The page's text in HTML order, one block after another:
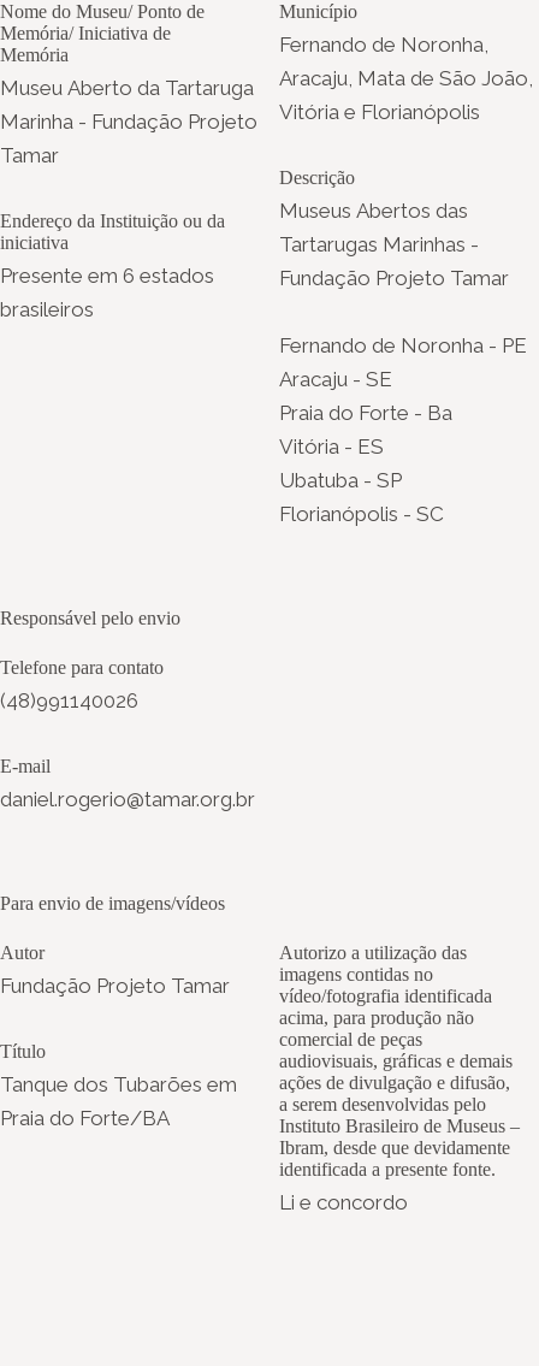
Nome do Museu/ Ponto de
Memória/ Iniciativa de
Memória
Museu Aberto da Tartaruga
Marinha - Fundação Projeto
Tamar
Endereço da Instituição ou da
iniciativa
Presente em 6 estados
brasileiros
Município
Fernando de Noronha,
Aracaju, Mata de São João,
Vitória e Florianópolis
Descrição
Museus Abertos das
Tartarugas Marinhas -
Fundação Projeto Tamar
Fernando de Noronha - PE
Aracaju - SE
Praia do Forte - Ba
Vitória - ES
Ubatuba - SP
Florianópolis - SC
Responsável pelo envio
Telefone para contato
(48)991140026
E-mail
daniel.rogerio@tamar.org.br
Para envio de imagens/vídeos
Autor
Fundação Projeto Tamar
Título
Tanque dos Tubarões em
Praia do Forte/BA
Autorizo a utilização das
imagens contidas no
vídeo/fotografia identificada
acima, para produção não
comercial de peças
audiovisuais, gráficas e demais
ações de divulgação e difusão,
a serem desenvolvidas pelo
Instituto Brasileiro de Museus –
Ibram, desde que devidamente
identificada a presente fonte.
Li e concordo